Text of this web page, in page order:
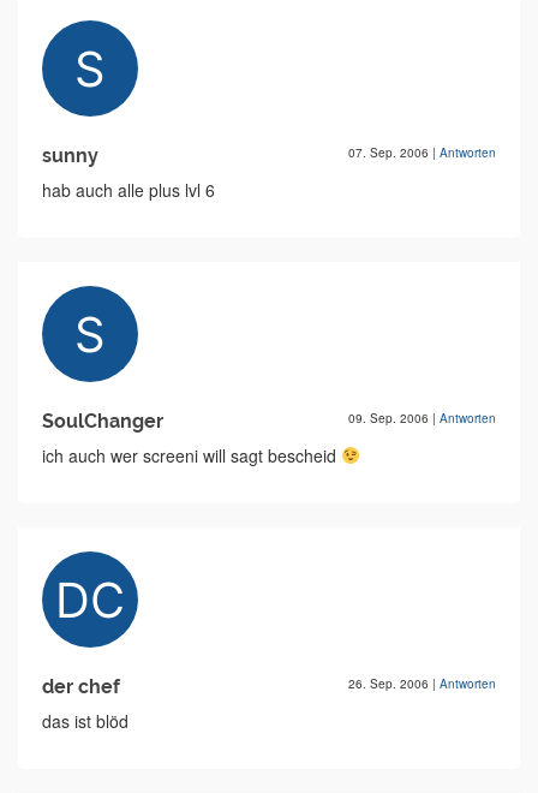
sunny 07. Sep. 2006 | Antworten
hab auch alle plus lvl 6
SoulChanger 09. Sep. 2006 | Antworten
ich auch wer screeni will sagt bescheid
der chef 26. Sep. 2006 | Antworten
das ist blöd